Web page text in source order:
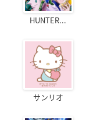
HUNTER...
サンリオ